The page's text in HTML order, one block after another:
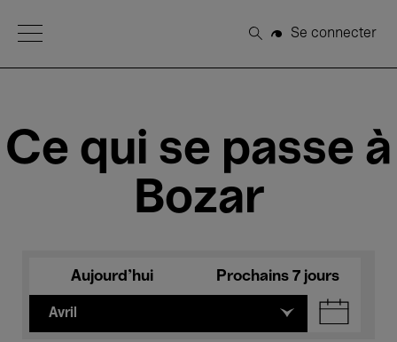
Open Menu
Rechercher
Se connecter
Ce qui se passe à
Bozar
Aujourd'hui Prochains 7 jours
Avril